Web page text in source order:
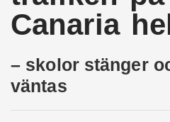
Canaria
– skolor stänger
väntas